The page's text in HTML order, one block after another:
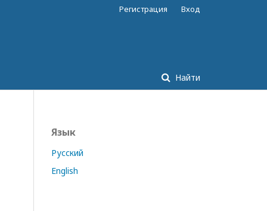
Найти
Регистрация Вход
Язык
Русский
English